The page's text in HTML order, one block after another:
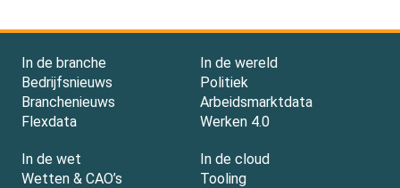
In de branche
Bedrijfsnieuws
Branchenieuws
Flexdata
In de wereld
Politiek
Arbeidsmarktdata
Werken 4.0
In de wet
Wetten & CAO’s
In de cloud
Tooling